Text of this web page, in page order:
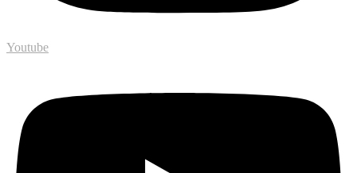
Youtube